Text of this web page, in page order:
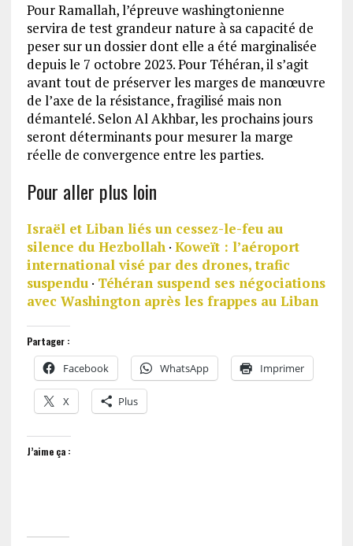
Pour Ramallah, l’épreuve washingtonienne
servira de test grandeur nature à sa capacité de
peser sur un dossier dont elle a été marginalisée
depuis le 7 octobre 2023. Pour Téhéran, il s’agit
avant tout de préserver les marges de manœuvre
de l’axe de la résistance, fragilisé mais non
démantelé. Selon Al Akhbar, les prochains jours
seront déterminants pour mesurer la marge
réelle de convergence entre les parties.
Pour aller plus loin
Israël et Liban liés un cessez-le-feu au
silence du Hezbollah· Koweït : l’aéroport
international visé par des drones, trafic
suspendu· Téhéran suspend ses négociations
avec Washington après les frappes au Liban
Partager :
Facebook WhatsApp Imprimer
X Plus
J’aime ça :